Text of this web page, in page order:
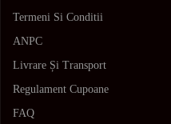
Termeni Si Conditii
ANPC
Livrare Și Transport
Regulament Cupoane
FAQ